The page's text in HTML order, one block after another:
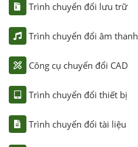
Trình chuyển đổi lưu trữ
Trình chuyển đổi âm thanh
Công cụ chuyển đổi CAD
Trình chuyển đổi thiết bị
Trình chuyển đổi tài liệu